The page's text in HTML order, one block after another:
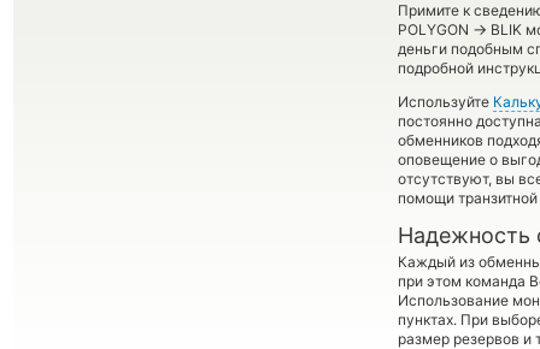
Примите к
POLYGON → BLIK
деньги подобным
подробной
Используйте
постоянно
обменников
оповещение о
отсутствуют, вы
помощи
Надежность
Каждый из
при этом команда
Использование
пунктах. При
размер резервов и